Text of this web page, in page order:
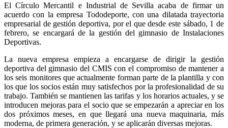
El Círculo Mercantil e Industrial de Sevilla acaba de firmar un
acuerdo con la empresa Tododeporte, con una dilatada trayectoria
empresarial de gestión deportiva, por el que desde este sábado, 1 de
febrero, se encargará de la gestión del gimnasio de Instalaciones
Deportivas.
La nueva empresa empieza a encargarse de dirigir la gestión
deportiva del gimnasio del CMIS con el compromiso de mantener a
los seis monitores que actualmente forman parte de la plantilla y con
los que los socios están muy satisfechos por la profesionalidad de su
trabajo. También se mantienen las tarifas y los horarios actuales, y se
introducen mejoras para el socio que se empezarán a apreciar en los
dos próximos meses, en que llegará una nueva maquinaria, más
moderna, de primera generación, y se aplicarán diversas mejoras.